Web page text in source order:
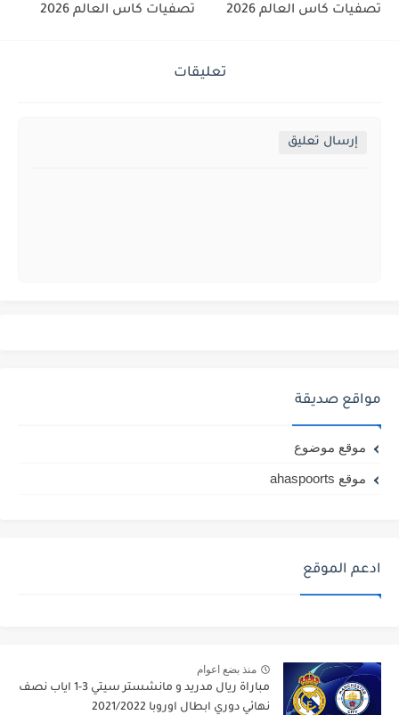
تصفيات كاس العالم 2026
تصفيات كاس العالم 2026
تعليقات
إرسال تعليق
مواقع صديقة
موقع موضوع
موقع ahaspoorts
ادعم الموقع
منذ بضع اعوام
مباراة ريال مدريد و مانشستر سيتي 3-1 اياب نصف
نهائي دوري ابطال اوروبا 2021/2022